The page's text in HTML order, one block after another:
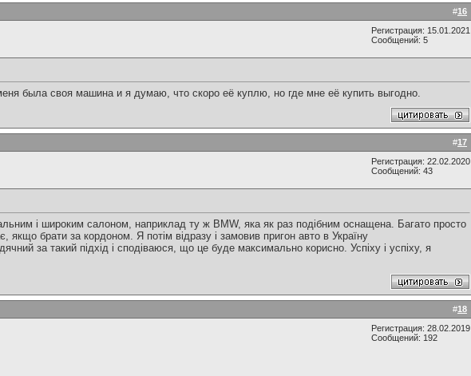
#16
Регистрация: 15.01.2021
Сообщений: 5
была своя машина и я думаю, что скоро её куплю, но где мне её купить выгодно.
#17
Регистрация: 22.02.2020
Сообщений: 43
і широким салоном, наприклад ту ж BMW, яка як раз подібним оснащена. Багато просто
брати за кордоном. Я потім відразу і замовив пригон авто в Україну
за такий підхід і сподіваюся, що це буде максимально корисно. Успіху і успіху, я
#18
Регистрация: 28.02.2019
Сообщений: 192